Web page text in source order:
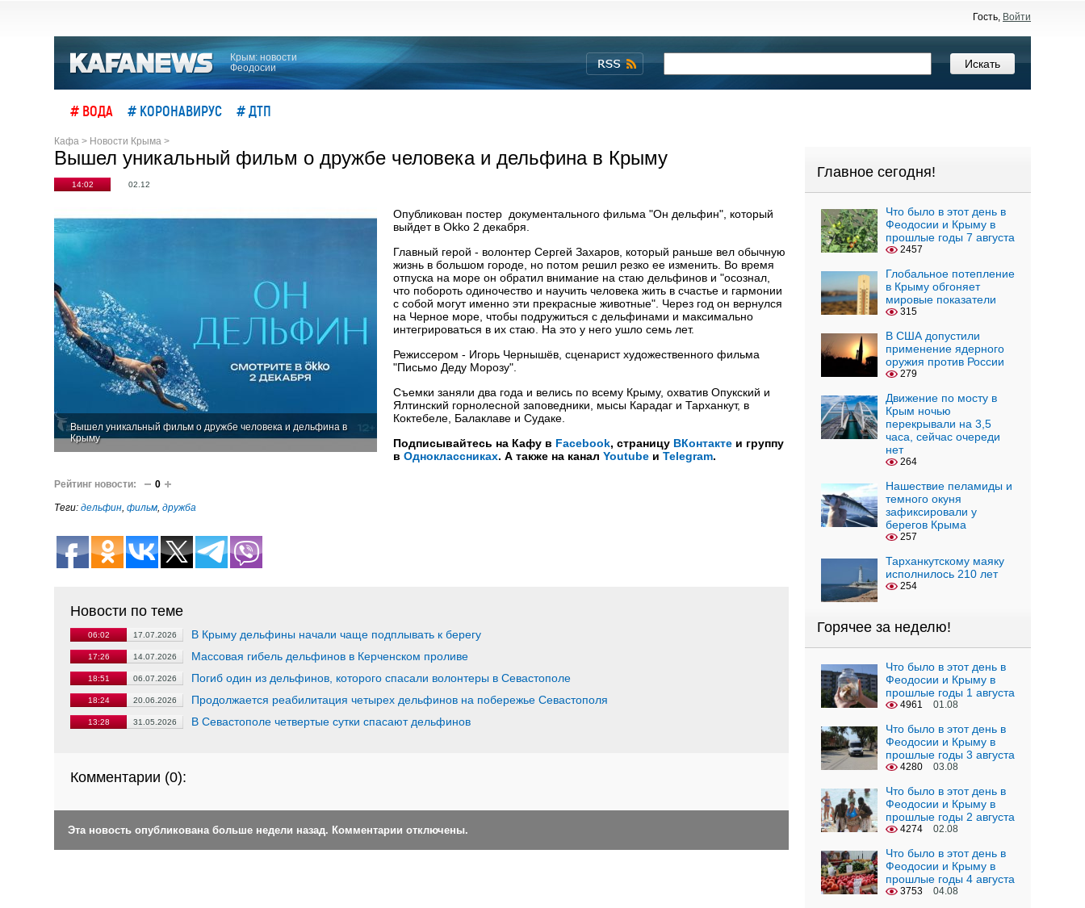
Гость, Войти
Крым: новости
Феодосии
# ВОДА # КОРОНАВИРУС # ДТП
Кафа > Новости Крыма >
Вышел уникальный фильм о дружбе человека и дельфина в Крыму
14:02 02.12
Вышел уникальный фильм о дружбе человека и дельфина в
Крыму
Опубликован постер документального фильма "Он дельфин", который
выйдет в Okko 2 декабря.
Главный герой - волонтер Сергей Захаров, который раньше вел обычную
жизнь в большом городе, но потом решил резко ее изменить. Во время
отпуска на море он обратил внимание на стаю дельфинов и "осознал,
что побороть одиночество и научить человека жить в счастье и гармонии
с собой могут именно эти прекрасные животные". Через год он вернулся
на Черное море, чтобы подружиться с дельфинами и максимально
интегрироваться в их стаю. На это у него ушло семь лет.
Режиссером - Игорь Чернышёв, сценарист художественного фильма
"Письмо Деду Морозу".
Съемки заняли два года и велись по всему Крыму, охватив Опукский и
Ялтинский горнолесной заповедники, мысы Карадаг и Тарханкут, в
Коктебеле, Балаклаве и Судаке.
Подписывайтесь на Кафу в Facebook, страницу ВКонтакте и группу
в Одноклассниках. А также на канал Youtube и Telegram.
Рейтинг новости: 0
Теги: дельфин, фильм, дружба
Новости по теме
06:02 17.07.2026 В Крыму дельфины начали чаще подплывать к берегу
17:26 14.07.2026 Массовая гибель дельфинов в Керченском проливе
18:51 06.07.2026 Погиб один из дельфинов, которого спасали волонтеры в Севастополе
18:24 20.06.2026 Продолжается реабилитация четырех дельфинов на побережье Севастополя
13:28 31.05.2026 В Севастополе четвертые сутки спасают дельфинов
Комментарии (0):
Эта новость опубликована больше недели назад. Комментарии отключены.
Главное сегодня!
Что было в этот день в
Феодосии и Крыму в
прошлые годы 7 августа
2457
Глобальное потепление
в Крыму обгоняет
мировые показатели
315
В США допустили
применение ядерного
оружия против России
279
Движение по мосту в
Крым ночью
перекрывали на 3,5
часа, сейчас очереди
нет
264
Нашествие пеламиды и
темного окуня
зафиксировали у
берегов Крыма
257
Тарханкутскому маяку
исполнилось 210 лет
254
Горячее за неделю!
Что было в этот день в
Феодосии и Крыму в
прошлые годы 1 августа
4961 01.08
Что было в этот день в
Феодосии и Крыму в
прошлые годы 3 августа
4280 03.08
Что было в этот день в
Феодосии и Крыму в
прошлые годы 2 августа
4274 02.08
Что было в этот день в
Феодосии и Крыму в
прошлые годы 4 августа
3753 04.08